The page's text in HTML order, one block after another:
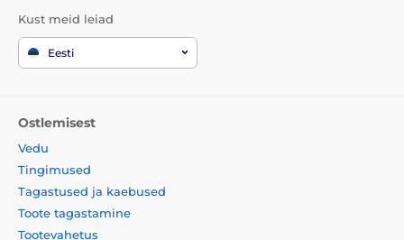
Kust meid leiad
Eesti
Ostlemisest
Vedu
Tingimused
Tagastused ja kaebused
Toote tagastamine
Tootevahetus